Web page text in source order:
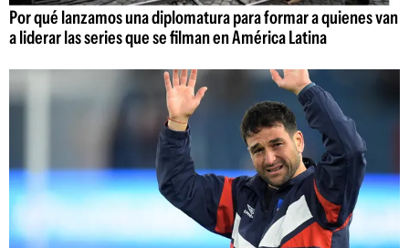
Por qué lanzamos una diplomatura para formar a quienes van
a liderar las series que se filman en América Latina